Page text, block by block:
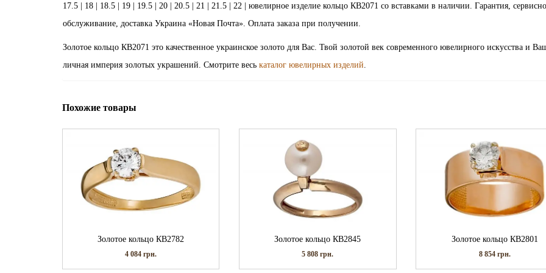
17.5 | 18 | 18.5 | 19 | 19.5 | 20 | 20.5 | 21 | 21.5 | 22 | ювелирное изделие кольцо КВ2071 со вставками в наличии. Гарантия,
обслуживание, доставка Украина «Новая Почта». Оплата заказа при получении.
Золотое кольцо КВ2071 это качественное украинское золото для Вас. Твой золотой век современного ювелирного искусства и
личная империя золотых украшений. Смотрите весь каталог ювелирных изделий.
Похожие товары
Золотое кольцо КВ2782
4 084грн.
Золотое кольцо КВ2845
5 808грн.
Золотое кольцо КВ2801
8 854 грн.